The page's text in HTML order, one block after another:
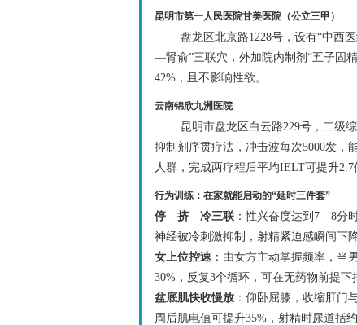
昆明市第一人民医院甘美医院（公立三甲）
盘龙区北京路1228号，设有“中西
—肾俞”三联穴，外加院内制剂“五子固
42%，且不影响性欲。
云南锦欣九洲医院
昆明市盘龙区白云路229号，二级
抑制剂序贯疗法，冲击波每次5000发，
人群，完成两疗程后平均IELT可提升2.7
行为训练：在家就能启动的“延时三件套”
停—挤—冷三联 ：性兴奋度达到7—8分
神经被冷刺激抑制，射精紧迫感瞬间下
女上位控速 ：由女方主动掌握频率，当
30%，反复3个循环，可在无药物前提下
盆底肌快收慢放 ：仰卧屈膝，收缩肛门
周后肌电值可提升35%，射精时尿道括